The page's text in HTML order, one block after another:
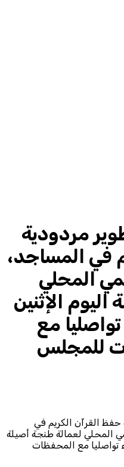
مردودية
في المساجد،
المحلي
الإثنين
لقاء تواصليا مع
للمجلس
حفظ القرآن الكريم في
المحلي لعمالة طنجة أصيلة
2 يناير 2023 لقاء تواصليا مع المحفظات